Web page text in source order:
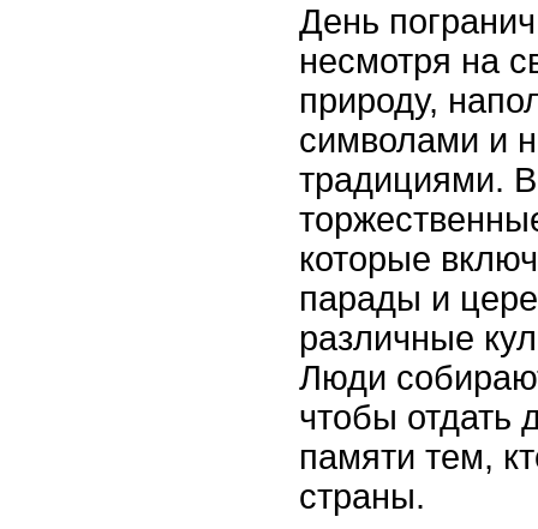
День
несмотря на
природу,
символами и
традициями.
которые
парады и
различные
Люди
чтобы отдать
памяти тем,
страны.